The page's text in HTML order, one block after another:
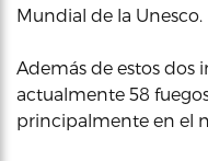
Mundial de la Unesco.
Además de estos dos
actualmente 58
principalmente en el